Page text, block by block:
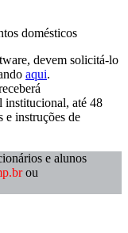
domésticos
devem solicitá-lo
aqui.
institucional, até 48
e instruções de
e alunos
ou